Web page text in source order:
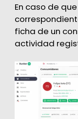
En caso de
ficha de un
actividad